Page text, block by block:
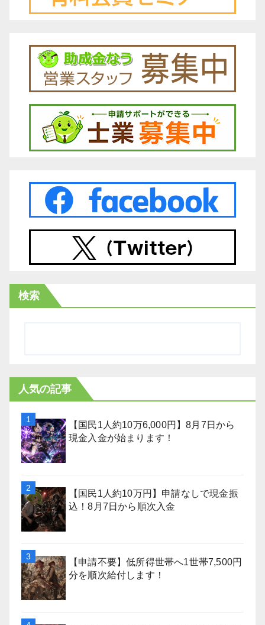
検索
人気の記事
【国民1人約10万6,000円】8月7日から
現金入金が始まります！
【国民1人約10万円】申請なしで現金振
込！8月7日から順次入金
【申請不要】低所得世帯へ1世帯7,500円
分を順次給付します！